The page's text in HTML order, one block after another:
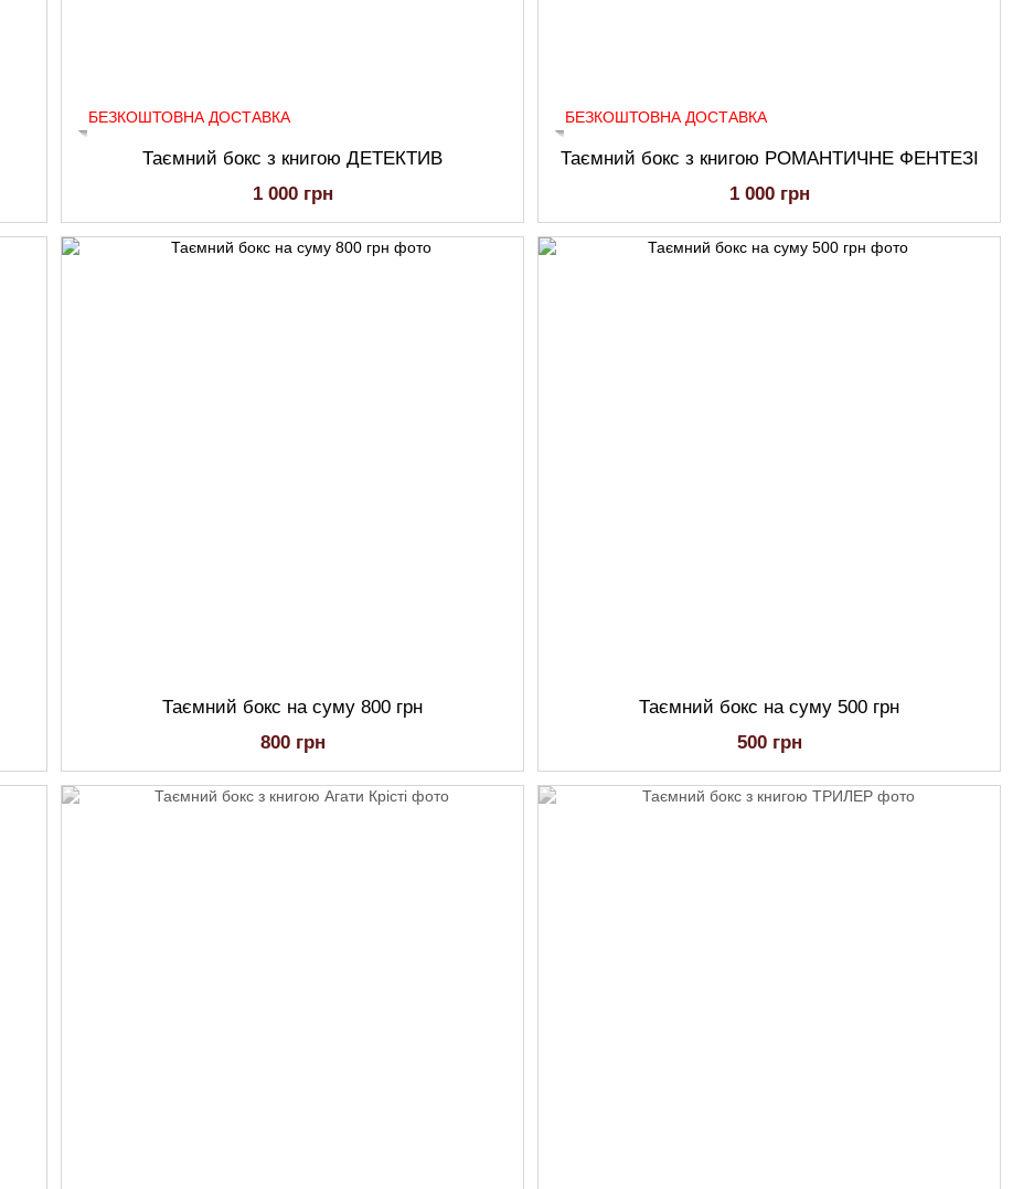
БЕЗКОШТОВНА ДОСТАВКА
Таємний бокс з книгою ДЕТЕКТИВ
1 000 грн
БЕЗКОШТОВНА ДОСТАВКА
Таємний бокс з книгою РОМАНТИЧНЕ ФЕНТЕЗІ
1 000 грн
Таємний бокс на суму 800 грн
800 грн
Таємний бокс на суму 500 грн
500 грн